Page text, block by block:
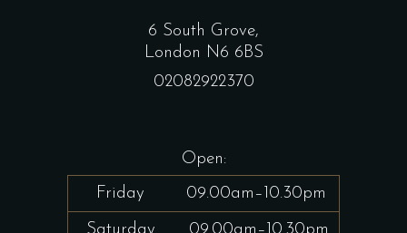
6 South Grove,
London N6 6BS
02082922370
Open:
Friday
09.00am–10.30pm